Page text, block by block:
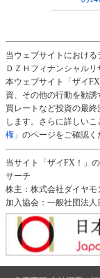
当ウェブサイトにおける
ＤＺＨフィナンシャル
本ウェブサイト「ザイ
資、その他の行動を勧
買レートなど投資の最
します。さらに詳しいこ
権」 のページをご確認く
当サイト「ザイFX！」
サーチ
株主：株式会社ダイヤモ
加入協会：一般社団法人